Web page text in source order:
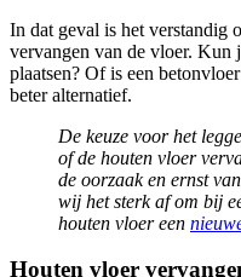
In dat geval is het verstandig
vervangen van de vloer. Kun
plaatsen? Of is een
beter alternatief.
De keuze voor het
of de houten vloer
de oorzaak en ernst
wij het sterk af om bij
houten vloer een
Houten vloer